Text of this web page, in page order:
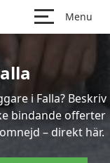
Menu
i Falla? Beskriv
bindande offerter
– direkt här.